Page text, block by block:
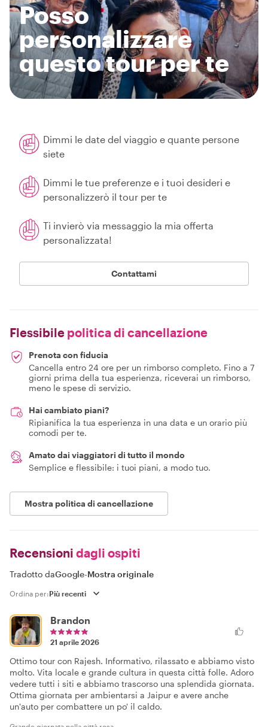
Posso
personalizzare
questo tour per te
Dimmi le date del viaggio e quante persone
siete
Dimmi le tue preferenze e i tuoi desideri e
personalizzerò il tour per te
Ti invierò via messaggio la mia offerta
personalizzata!
Contattami
Flessibile politica di cancellazione
Prenota con fiducia
Cancella entro 24 ore per un rimborso completo. Fino a 7
giorni prima della tua esperienza, riceverai un rimborso,
meno le spese di servizio.
Hai cambiato piani?
Ripianifica la tua esperienza in una data e un orario più
comodi per te.
Amato dai viaggiatori di tutto il mondo
Semplice e flessibile: i tuoi piani, a modo tuo.
Mostra politica di cancellazione
Recensioni dagli ospiti
Tradotto daGoogle-Mostra originale
Ordina per:
Brandon
21 aprile 2026
Ottimo tour con Rajesh. Informativo, rilassato e abbiamo visto
molto. Vita locale e grande cultura in questa città folle. Adoro
vedere tutti i siti e abbiamo trascorso una splendida giornata.
Ottima giornata per ambientarsi a Jaipur e avere anche
un'auto per combattere un po' il caldo.